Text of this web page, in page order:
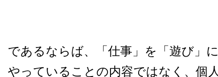
であるならば、「仕事」を「遊び」
やっていることの内容ではなく、個